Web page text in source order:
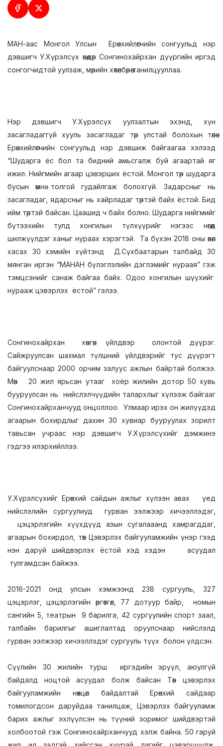
МАН-аас Монгол Улсын Ерөнхийлөгчийн сонгуульд нэр
дэвшигч У.Хүрэлсүх өнөөдөр Сонгинохайрхан дүүргийн иргэд
сонгогчидтой уулзаж, мөрийн хөтөлбөрөө танилцууллаа.
Нэр дэвшигч У.Хүрэлсүх уулзалтын эхэнд, хүн
засагладаггүй хууль засагладаг төр улстай болохын төлөө
Ерөнхийлөгчийн сонгуульд нэр дэвшиж байгаагаа хэлээд
“Шударга ёс бол та бидний амьсгалж буй агаартай яг
ижил. Нийгмийн агаар цэвэрших ёстой. Монгол төр шударга
бусын өмнө толгой гудайлгаж болохгүй. Задарсныг нь
засагладаг, ядарсныг нь хайрладаг төртэй байх ёстой. Бид
ийм төртэй байсан. Цаашид ч байх болно. Шударга нийгмийг
бүтээхийн тулд хонгилын түлхүүрийг нэгээс нөгөөд
шилжүүлдэг ханыг нураах хэрэгтэй. Та бүхэн 2018 оны өвөл
хасах 30 хэмийн хүйтэнд Д.Сүхбаатарын талбайд 30
мянган иргэн “МАНАН бүлэглэлийн дэглэмийг нураая” гэж
тэмцсэнийг санаж байгаа байх. Одоо хонгилын шүүхийг
нурааж цэвэрлэх ёстой” гэлээ.
Сонгинохайрхан хөнгөн үйлдвэр олонтой дүүрэг.
Сайжруулсан шахмал түлшний үйлдвэрийг тус дүүрэгт
байгуулснаар 2000 орчим залуус ажлын байртай болжээ.
Мөн 20 жил ярьсан утааг хоёр жилийн дотор 50 хувь
бууруулсан нь нийслэлчүүдийн талархлыг хүлээж байгааг
Сонгинохайрханчууд онцоллоо. Улмаар ирэх он жилүүдэд
агаарын бохирдлыг дахин 30 хувиар бууруулах зорилт
тавьсан учраас нэр дэвшигч У.Хүрэлсүхийг дэмжинэ
гэдгээ илэрхийллээ.
У.Хүрэлсүхийг Ерөнхий сайдын ажлыг хүлээн авах үед
нийслэлийн сургуулиуд гурван ээлжээр хичээллэдэг,
цэцэрлэгийн хүүхдүүд азын сугалааанд хамрагддаг,
агаарын бохирдол, төв Цэвэрлэх байгууламжийн үнэр гээд
нэн даруй шийдвэрлэх ёстой хэд хэдэн асуудал
тулгамдсан байжээ.
2016-2021 онд улсын хэмжээнд 238 сургууль, 327
цэцэрлэг, цэцэрлэгийн өргөтгөл, 77 дотуур байр, номын
сангийн 5, театрын 9 барилга, 42 сургуулийн спорт заал,
талбайн барилгыг ашиглалтад оруулснаар нийслэлд
гурван ээлжээр хичээллэдэг сургууль түүх болон үлдсэн.
Сүүлийн 30 жилийн турш иргэдийн эрүүл, аюулгүй
байдалд ноцтой асуудал болж байсан Төв цэвэрлэх
байгууламжийн нөхцөл байдалтай Ерөнхий сайдаар
томилогдсон даруйдаа танилцаж, Цэвэрлэх байгууламж
барих ажлыг эхлүүлсэн нь түүний зоримог шийдвэртэй
холбоотой гэж Сонгинохайрханчууд хэлж байна. 50 гаруй